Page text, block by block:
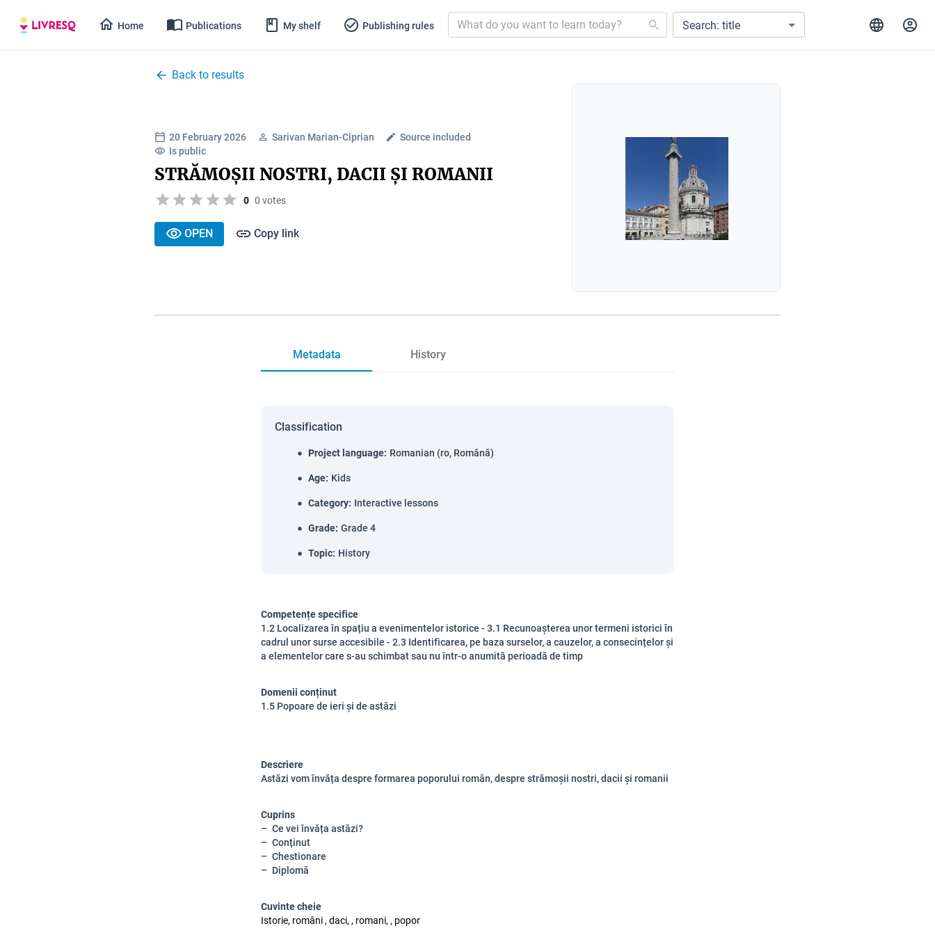
Home Publications My shelf Publishing rules Search: title
Back to results
20 February 2026 Sarivan Marian-Ciprian
Source included
Is public
STRĂMOȘII NOSTRI, DACII ȘI ROMANII
0 0 votes
OPEN Copy link
Metadata History
Classification
Project language: Romanian (ro, Română)
Age: Kids
Category: Interactive lessons
Grade: Grade 4
Topic: History
Competențe specifice
1.2 Localizarea în spațiu a evenimentelor istorice - 3.1 Recunoașterea unor termeni istorici în
cadrul unor surse accesibile - 2.3 Identificarea, pe baza surselor, a cauzelor, a consecințelor și
a elementelor care s-au schimbat sau nu într-o anumită perioadă de timp
Domenii conținut
1.5 Popoare de ieri și de astăzi
Descriere
Astăzi vom învăța despre formarea poporului român, despre strămoșii nostri, dacii și romanii
Cuprins
Ce vei învăța astăzi?
Conținut
Chestionare
Diplomă
Cuvinte cheie
Istorie, români , daci, , romani, , popor